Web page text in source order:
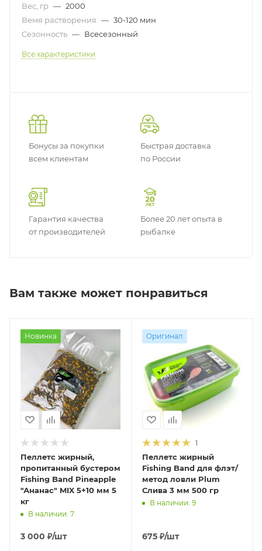
Вес, гр — 2000
Вемя растворения — 30-120 мин
Сезонность — Всесезонный
Все характеристики
Бонусы за покупки
всем клиентам
Быстрая доставка
по России
Гарантия качества
от производителей
Более 20 лет опыта в
рыбалке
Вам также может понравиться
Новинка
Пеллетс жирный,
пропитанный бустером
Fishing Band Pineapple
"Ананас" MIX 5+10 мм 5
кг
В наличии: 7
3 000 ₽/шт
Оригинал
1
Пеллетс жирный
Fishing Band для флэт/
метод ловли Plum
Слива 3 мм 500 гр
В наличии: 9
675 ₽/шт